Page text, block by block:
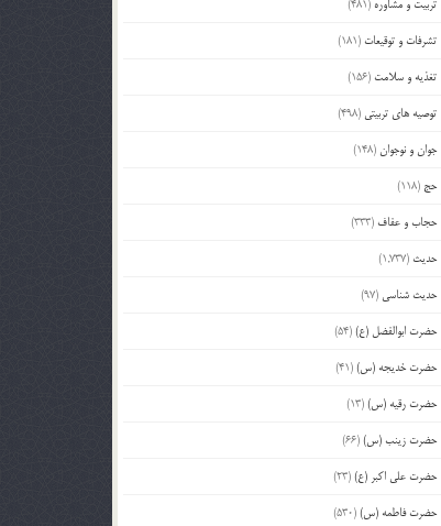
تربیت و مشاوره (481)
تشرفات و توقیعات (181)
تغذیه و سلامت (156)
توصیه های تربیتی (498)
جوان و نوجوان(148)
حج (118)
حجاب و عفاف (333)
حدیث (1,737)
حدیث شناسی (97)
حضرت ابوالفضل (ع)(54)
حضرت خدیجه (س)(41)
حضرت رقیه (س)(13)
حضرت زینب (س)(66)
حضرت علی اکبر (ع)(23)
حضرت فاطمه (س)(530)